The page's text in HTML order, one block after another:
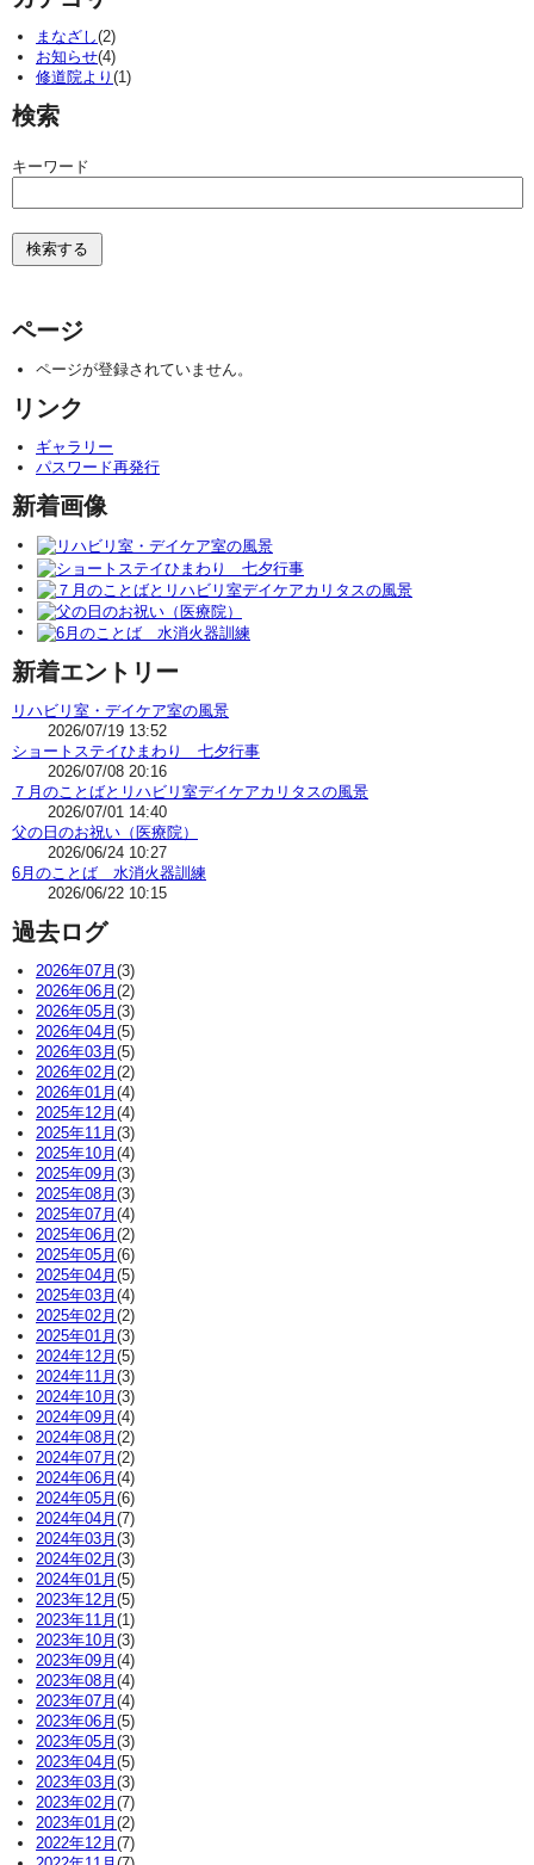
まなざし(2)
お知らせ(4)
修道院より (1)
検索
キーワード
ページ
ページが登録されていません。
リンク
ギャラリー
パスワード再発行
新着画像
新着エントリー
リハビリ室・デイケア室の風景
2026/07/19 13:52
ショートステイひまわり 七夕行事
2026/07/08 20:16
７月のことばとリハビリ室デイケアカリタスの風景
2026/07/01 14:40
父の日のお祝い（医療院）
2026/06/24 10:27
6月のことば 水消火器訓練
2026/06/22 10:15
過去ログ
2026年07月 (3)
2026年06月 (2)
2026年05月 (3)
2026年04月 (5)
2026年03月 (5)
2026年02月 (2)
2026年01月 (4)
2025年12月 (4)
2025年11月 (3)
2025年10月 (4)
2025年09月 (3)
2025年08月 (3)
2025年07月 (4)
2025年06月 (2)
2025年05月 (6)
2025年04月 (5)
2025年03月 (4)
2025年02月 (2)
2025年01月 (3)
2024年12月 (5)
2024年11月 (3)
2024年10月 (3)
2024年09月 (4)
2024年08月 (2)
2024年07月 (2)
2024年06月 (4)
2024年05月 (6)
2024年04月 (7)
2024年03月 (3)
2024年02月 (3)
2024年01月 (5)
2023年12月 (5)
2023年11月 (1)
2023年10月 (3)
2023年09月 (4)
2023年08月 (4)
2023年07月 (4)
2023年06月 (5)
2023年05月 (3)
2023年04月 (5)
2023年03月 (3)
2023年02月 (7)
2023年01月 (2)
2022年12月 (7)